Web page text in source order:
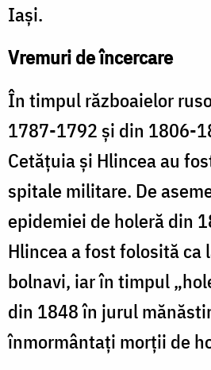
Iași.
Vremuri de încercare
În timpul războaielor
1787-1792 și din 1806-
Cetățuia și Hlincea au
spitale militare. De
epidemiei de holeră din
Hlincea a fost folosită ca
bolnavi, iar în timpul
din 1848 în jurul
înmormântați morții de